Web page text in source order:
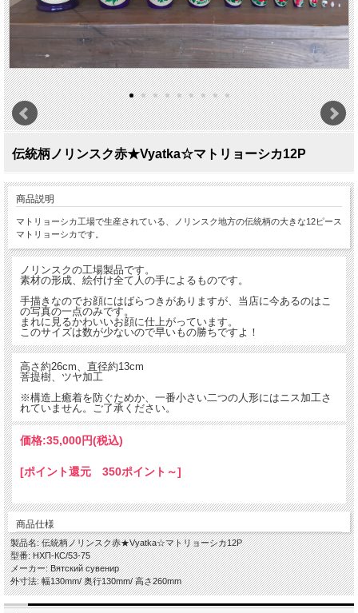
伝統柄ノリンスク赤★Vyatka☆マトリョーシカ12P
商品説明
マトリョーシカ工場で生産されている、ノリンスク地方の伝統柄の大きな12ピース
マトリョーシカです。
ノリンスクの工場製品です。
素材の形成、絵付け全て人の手によるものです。
手描きなのでお顔にはばらつきがありますが、当店に今あるのはこ
の写真の一点のみです。
まれに見るかわいいお顔に仕上がっています。
このサイズは数が少ないので早いもの勝ちですよ！
高さ約26cm、直径約13cm
菩提樹、ツヤ加工
※構造上癒着を防ぐためか、一番小さい二つの人形にはニス加工さ
れていません。ご了承ください。
価格:35,000円(税込)
[ポイント還元 350ポイント～]
商品仕様
製品名: 伝統柄ノリンスク赤★Vyatka☆マトリョーシカ12P
型番: НХП-КС/53-75
メーカー: Вятский сувенир
外寸法: 幅130mm/ 奥行130mm/ 高さ260mm